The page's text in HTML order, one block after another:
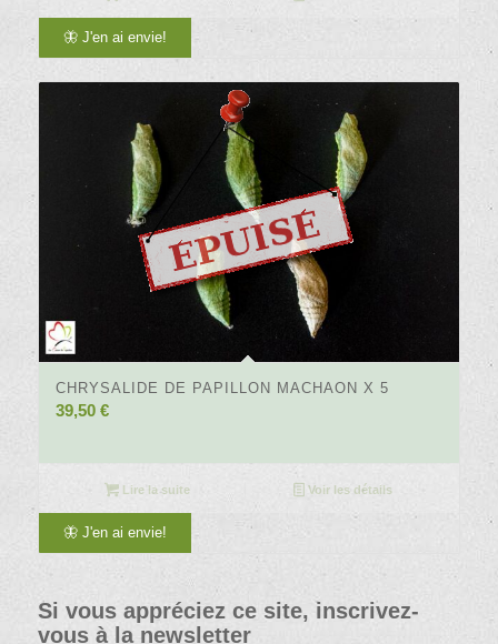
🦋 J'en ai envie!
CHRYSALIDE DE PAPILLON MACHAON X 5
39,50 €
Lire la suite Voir les détails
🦋 J'en ai envie!
Si vous appréciez ce site, inscrivez-
vous à la newsletter